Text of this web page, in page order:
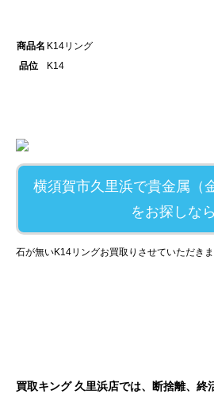
商品名 K14リング
品位
K14
横須賀市久里浜で貴金属（
をお探しな
石が無いK14リングお買取りさせていただきま
買取キング 久里浜店では、断捨離、終